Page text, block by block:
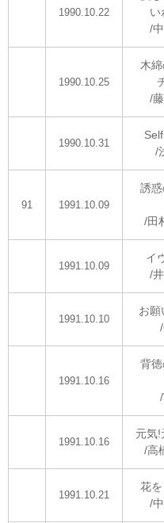
1990.10.22
い
/
1990.10.25
木
/
1990.10.31
/
91 1991.10.09
誘
/田
1991.10.09
イ
/
1991.10.10
お願
1991.10.16
背徳
1991.10.16
元気!
/高
1991.10.21
花
/